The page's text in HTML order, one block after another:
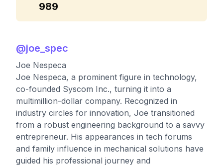
989
@joe_spec
Joe Nespeca
Joe Nespeca, a prominent figure in technology,
co-founded Syscom Inc., turning it into a
multimillion-dollar company. Recognized in
industry circles for innovation, Joe transitioned
from a robust engineering background to a savvy
entrepreneur. His appearances in tech forums
and family influence in mechanical solutions have
guided his professional journey and